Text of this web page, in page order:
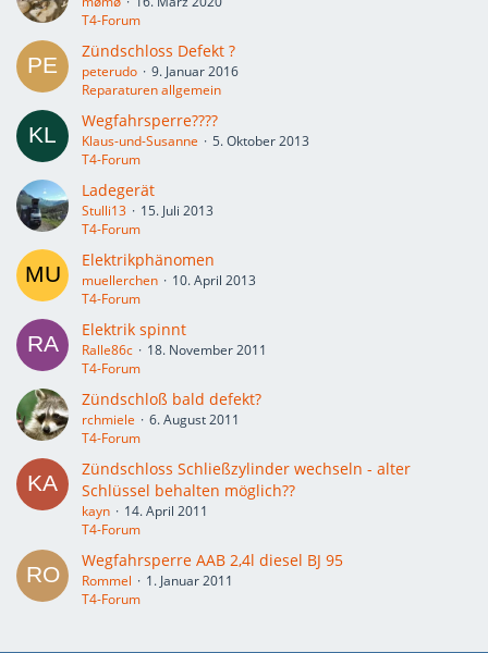
T4-Forum
Zündschloss Defekt ?
peterudo
9. Januar 2016
Reparaturen allgemein
Wegfahrsperre????
Klaus-und-Susanne
5. Oktober 2013
T4-Forum
Ladegerät
Stulli13
15. Juli 2013
T4-Forum
Elektrikphänomen
muellerchen
10. April 2013
T4-Forum
Elektrik spinnt
Ralle86c
18. November 2011
T4-Forum
Zündschloß bald defekt?
rchmiele
6. August 2011
T4-Forum
Zündschloss Schließzylinder wechseln - alter
Schlüssel behalten möglich??
kayn
14. April 2011
T4-Forum
Wegfahrsperre AAB 2,4l diesel BJ 95
Rommel
1. Januar 2011
T4-Forum